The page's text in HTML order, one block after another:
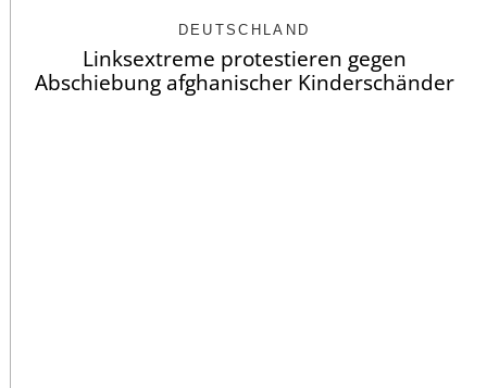
DEUTSCHLAND
Linksextreme protestieren gegen
Abschiebung afghanischer Kinderschänder